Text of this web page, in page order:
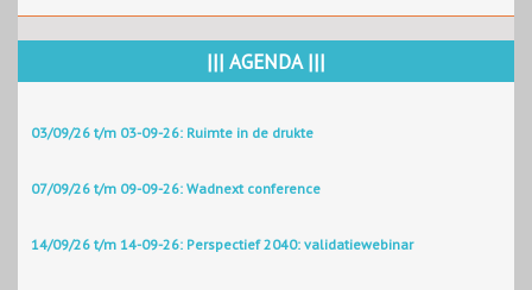
||| AGENDA |||
03/09/26 t/m 03-09-26: Ruimte in de drukte
07/09/26 t/m 09-09-26: Wadnext conference
14/09/26 t/m 14-09-26: Perspectief 2040: validatiewebinar